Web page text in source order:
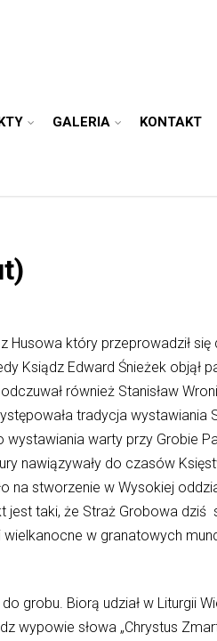
GALERIA KONTAKT
Husowa który przeprowadził
Ksiądz Edward Śnieżek objął
również Stanisław
tradycja wystawiania
warty przy Grobie
nawiązywały do czasów
na stworzenie w Wysokiej
jest taki, że Straż Grobowa dziś
w granatowych
grobu. Biorą udział w Liturgii
wypowie słowa „Chrystus